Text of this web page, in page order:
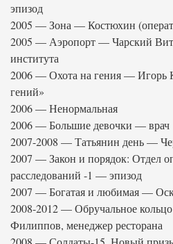
эпизод
2005 — Зона — Костюхин
2005 — Аэропорт — Чарский
института
2006 — Охота на гения — Игорь
гений»
2006 — Ненормальная
2006 — Большие девочки — врач
2007-2008 — Татьянин день —
2007 — Закон и порядок: Отдел
расследований -1 — эпизод
2007 — Богатая и любимая —
2008-2012 — Обручальное
Филиппов, менеджер ресторана